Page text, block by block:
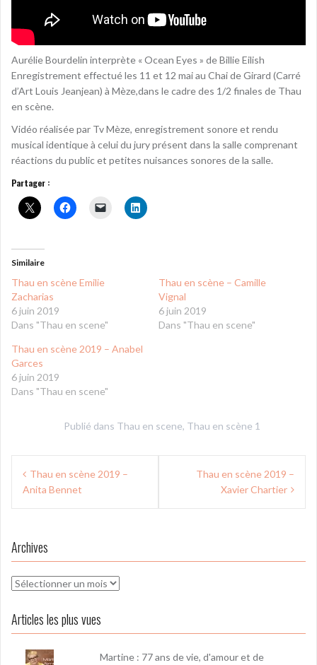
Aurélie Bourdelin interprète « Ocean Eyes » de Billie Eilish
Enregistrement effectué les 11 et 12 mai au Chai de Girard (Carré
d’Art Louis Jeanjean) à Mèze,dans le cadre des 1/2 finales de Thau
en scène.
Vidéo réalisée par Tv Mèze, enregistrement sonore et rendu
musical identique à celui du jury présent dans la salle comprenant
réactions du public et petites nuisances sonores de la salle.
Partager :
Similaire
Thau en scène Emilie
Zacharias
6 juin 2019
Dans "Thau en scene"
Thau en scène – Camille
Vignal
6 juin 2019
Dans "Thau en scene"
Thau en scène 2019 – Anabel
Garces
6 juin 2019
Dans "Thau en scene"
Publié dans Thau en scene, Thau en scène 1
Navigation
de Thau en scène 2019 –
Anita Bennet
Thau en scène 2019 –
Xavier Chartier
Archives
Archives
Articles les plus vues
Martine : 77 ans de vie, d'amour et de